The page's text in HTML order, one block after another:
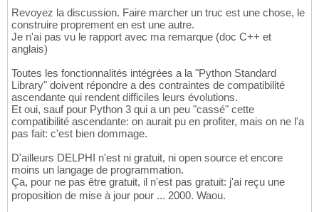
Revoyez la discussion. Faire marcher un truc est une chose, le
construire proprement en est une autre.
Je n'ai pas vu le rapport avec ma remarque (doc C++ et
anglais)
Toutes les fonctionnalités intégrées a la "Python Standard
Library" doivent répondre a des contraintes de compatibilité
ascendante qui rendent difficiles leurs évolutions.
Et oui, sauf pour Python 3 qui a un peu "cassé" cette
compatibilité ascendante: on aurait pu en profiter, mais on ne l'a
pas fait: c'est bien dommage.
D'ailleurs DELPHI n'est ni gratuit, ni open source et encore
moins un langage de programmation.
Ça, pour ne pas être gratuit, il n'est pas gratuit: j'ai reçu une
proposition de mise à jour pour ... 2000. Waou.